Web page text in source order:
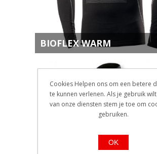
BIOFLEX WARM
Cookies Helpen ons om een betere
te kunnen verlenen. Als je gebruik
van onze diensten stem je toe om
gebruiken.
OK